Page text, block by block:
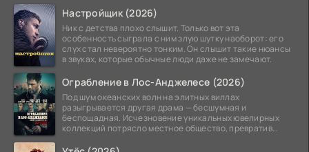
Настройщик (2026)
Ник с детства плохо слышит. Только вот эта
особенность сыграла с ним злую шутку наоборот: его
слух стал невероятно тонким. Он слышит такие нюансы
в звуках, которые обычные люди даже не замечают.
Ограбление в Лос-Анджелесе (2026)
Под шум океанских волн на элитных виллах
разыгрывается другая драма — бесшумная и
беспощадная. Исчезновение уникальных ювелирных
коллекций потрясло местное общество, превратив